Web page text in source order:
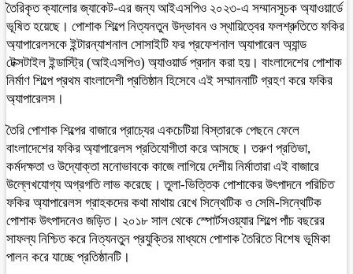
তৈরিকৃত ক্যালোর জ্যাকেট-এর জন্য আইএসপিও ২০২৩-এ সম্মানসূচক অ্যাওয়ার্ডে
ভূষিত হয়েছে। পোশাক শিল্পে নিত্যনতুন উদ্ভাবন ও স্থায়িত্বের ফলশ্রুতিতে ফকির
অ্যাপারেলসকে ইন্টারন্যাশনাল সোসাইটি ফর প্রফেশনাল অ্যাপারেল অ্যান্ড
টেক্সটাইল ইন্ডাস্ট্রি (আইএসপিও) অ্যাওয়ার্ড প্রদান করা হয়। বাংলাদেশের পোশাক
নির্মাণ শিল্পে প্রথম বাংলাদেশী প্রতিষ্ঠান হিসেবে এই সম্মাননাটি গ্রহণ করে ফকির
অ্যাপারেলস।
তৈরি পোশাক শিল্পের বাজারে প্রাচ্যের একচেটিয়া বিস্তারকে পেছনে ফেলে
বাংলাদেশের ফকির অ্যাপারেলস প্রতিযোগীতা করে আসছে। তরুণ প্রতিভা,
কর্মদক্ষতা ও উদ্যোক্তা মনোভাবকে কাজে লাগিয়ে দেশীয় নির্মাতারা এই বাজারে
উল্লেখযোগ্য অগ্রগতি লাভ করেছে। তুলা-ভিত্তিক পোশাকের উৎপাদনে পরিচিত
ফকির অ্যাপারেলস গ্রাহকদের কথা মাথায় রেখে সিন্থেটিক ও সেমি-সিন্থেটিক
পোশাক উৎপাদনেও জড়িত। ২০১৮ সাল থেকে স্পোর্টসওয়্যার শিল্পে পাঁচ বছরের
সাফল্য নিশ্চিত করে নিত্যনতুন প্রযুক্তির মাধ্যমে পোশাক তৈরিতে বিশেষ ভূমিকা
পালন করে যাচ্ছে প্রতিষ্ঠানটি।